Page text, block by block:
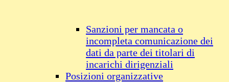
Sanzioni per mancata o
incompleta comunicazione dei
dati da parte dei titolari di
incarichi dirigenziali
Posizioni organizzative